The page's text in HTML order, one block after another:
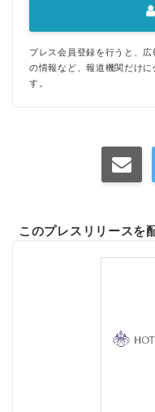
プレス会員登録を行うと、
の情報など、報道機関だけ
す。
このプレスリリースを